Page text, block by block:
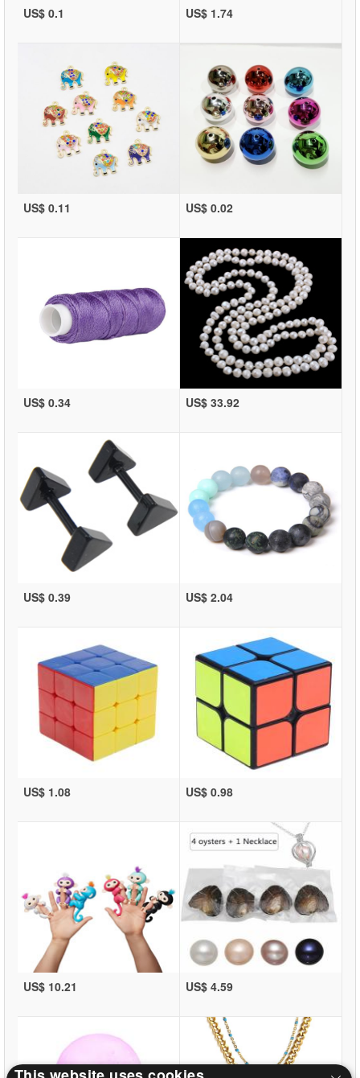
US$ 0.1 US$ 1.74
US$ 0.11 US$ 0.02
US$ 0.34 US$ 33.92
US$ 0.39 US$ 2.04
US$ 1.08 US$ 0.98
US$ 10.21 US$ 4.59